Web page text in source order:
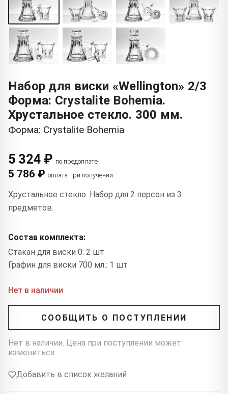
Набор для виски «Wellington» 2/3
Форма: Crystalite Bohemia.
Хрустальное стекло. 300 мм.
Форма: Crystalite Bohemia
5 324 ₽ по предоплате
5 786 ₽ оплата при получении
Хрустальное стекло. Набор для 2 персон из 3
предметов.
Состав комплекта:
Стакан для виски 0: 2 шт
Графин для виски 700 мл.: 1 шт
Нет в наличии
СООБЩИТЬ О ПОСТУПЛЕНИИ
Нет в наличии. Цена при поступлении может
измениться.
Добавить в список желаний